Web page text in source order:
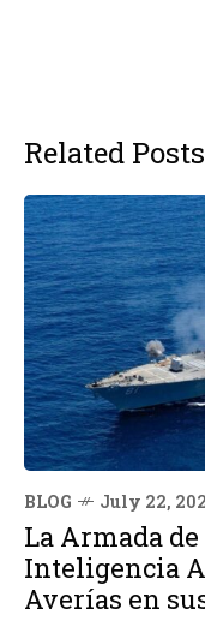
Related Posts
BLOG July 22,
La Armada
Inteligencia
Averías en